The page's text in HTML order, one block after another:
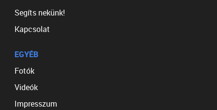
Segíts nekünk!
Kapcsolat
EGYÉB
Fotók
Videók
Impresszum